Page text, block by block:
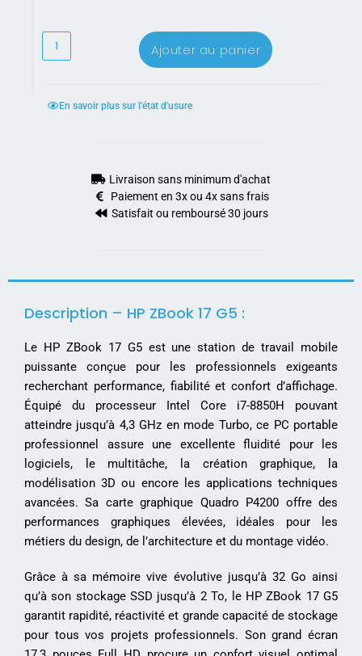
Ajouter au panier
En savoir plus sur l'état d'usure
Livraison sans minimum d'achat
Paiement en 3x ou 4x sans frais
Satisfait ou remboursé 30 jours
Description – HP ZBook 17 G5 :
Le HP ZBook 17 G5 est une station de travail mobile
puissante conçue pour les professionnels exigeants
recherchant performance, fiabilité et confort d’affichage.
Équipé du processeur Intel Core i7-8850H pouvant
atteindre jusqu’à 4,3 GHz en mode Turbo, ce PC portable
professionnel assure une excellente fluidité pour les
logiciels, le multitâche, la création graphique, la
modélisation 3D ou encore les applications techniques
avancées. Sa carte graphique Quadro P4200 offre des
performances graphiques élevées, idéales pour les
métiers du design, de l’architecture et du montage vidéo.
Grâce à sa mémoire vive évolutive jusqu’à 32 Go ainsi
qu’à son stockage SSD jusqu’à 2 To, le HP ZBook 17 G5
garantit rapidité, réactivité et grande capacité de stockage
pour tous vos projets professionnels. Son grand écran